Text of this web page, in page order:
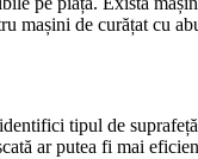
mașini de curățat cu
tipul de
ar putea fi mai